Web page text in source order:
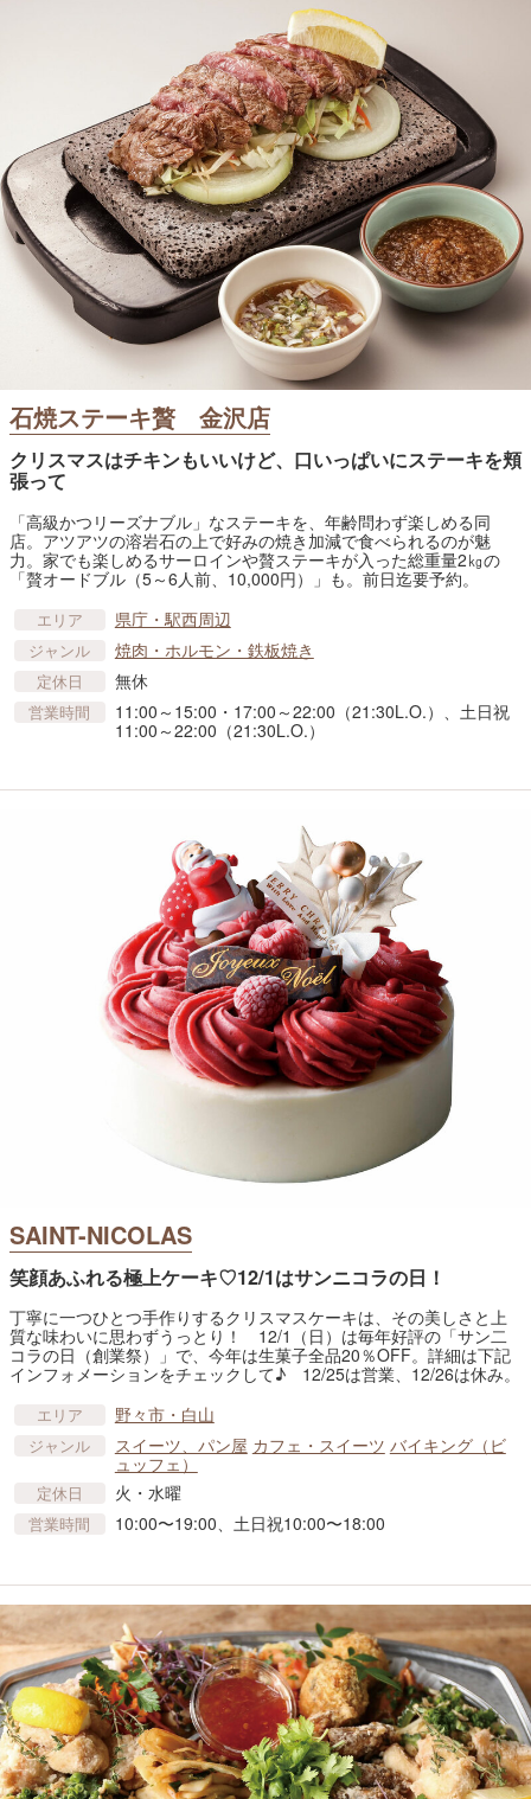
石焼ステーキ贅 金沢店
クリスマスはチキンもいいけど、口いっぱいにステーキを頬
張って
「高級かつリーズナブル」なステーキを、年齢問わず楽しめる同
店。アツアツの溶岩石の上で好みの焼き加減で食べられるのが魅
力。家でも楽しめるサーロインや贅ステーキが入った総重量2㎏の
「贅オードブル（5～6人前、10,000円）」も。前日迄要予約。
エリア 県庁・駅西周辺
ジャンル 焼肉・ホルモン・鉄板焼き
定休日 無休
営業時間
11:00～15:00・17:00～22:00（21:30L.O.）、土日祝
11:00～22:00（21:30L.O.）
SAINT-NICOLAS
笑顔あふれる極上ケーキ♡12/1はサンニコラの日！
丁寧に一つひとつ手作りするクリスマスケーキは、その美しさと上
質な味わいに思わずうっとり！ 12/1（日）は毎年好評の「サン二
コラの日（創業祭）」で、今年は生菓子全品20％OFF。詳細は下記
インフォメーションをチェックして♪ 12/25は営業、12/26は休み。
エリア 野々市・白山
ジャンル スイーツ、パン屋 カフェ・スイーツ バイキング（ビ
ュッフェ）
定休日 火・水曜
営業時間 10:00〜19:00、土日祝10:00〜18:00